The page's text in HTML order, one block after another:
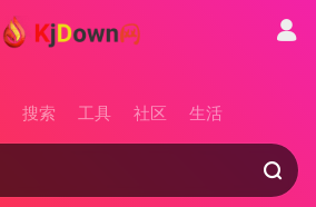
搜索 工具 社区 生活